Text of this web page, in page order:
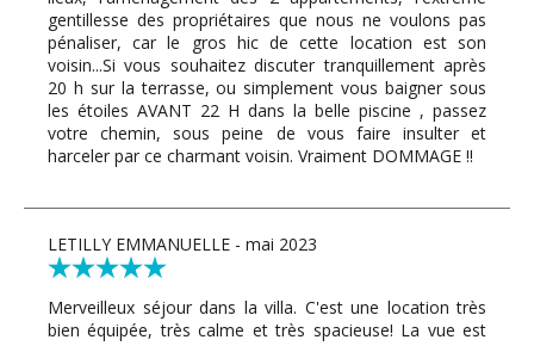
gentillesse des propriétaires que nous ne voulons pas
pénaliser, car le gros hic de cette location est son
voisin...Si vous souhaitez discuter tranquillement après
20 h sur la terrasse, ou simplement vous baigner sous
les étoiles AVANT 22 H dans la belle piscine , passez
votre chemin, sous peine de vous faire insulter et
harceler par ce charmant voisin. Vraiment DOMMAGE !!
LETILLY EMMANUELLE - mai 2023
Merveilleux séjour dans la villa. C'est une location très
bien équipée, très calme et très spacieuse! La vue est